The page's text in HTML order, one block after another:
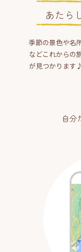
あたら
季節の景色や名
などこれからの
が見つかります♪
自分